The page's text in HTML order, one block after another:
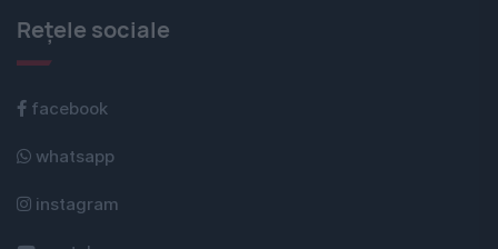
Rețele sociale
facebook
whatsapp
instagram